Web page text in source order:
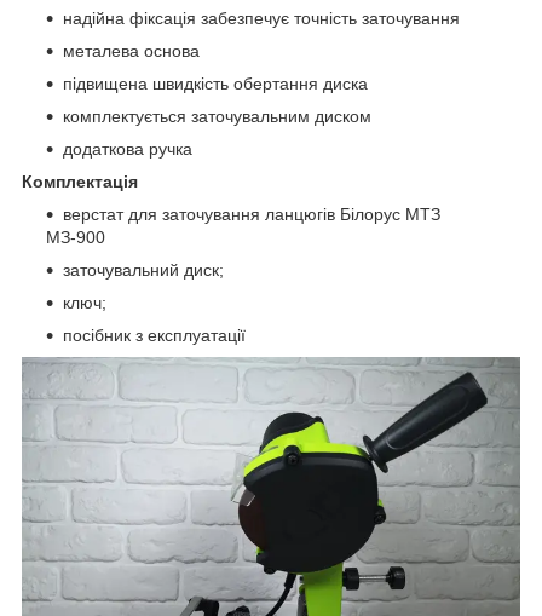
надійна фіксація забезпечує точність заточування
металева основа
підвищена швидкість обертання диска
комплектується заточувальним диском
додаткова ручка
Комплектація
верстат для заточування ланцюгів Білорус МТЗ
МЗ-900
заточувальний диск;
ключ;
посібник з експлуатації